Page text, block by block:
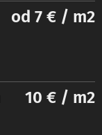
od 7 € / m2
10 € / m2